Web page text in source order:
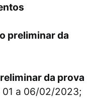
preliminar da
da prova
01 a 06/02/2023;